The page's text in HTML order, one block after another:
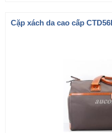
Cặp xách da cao cấp